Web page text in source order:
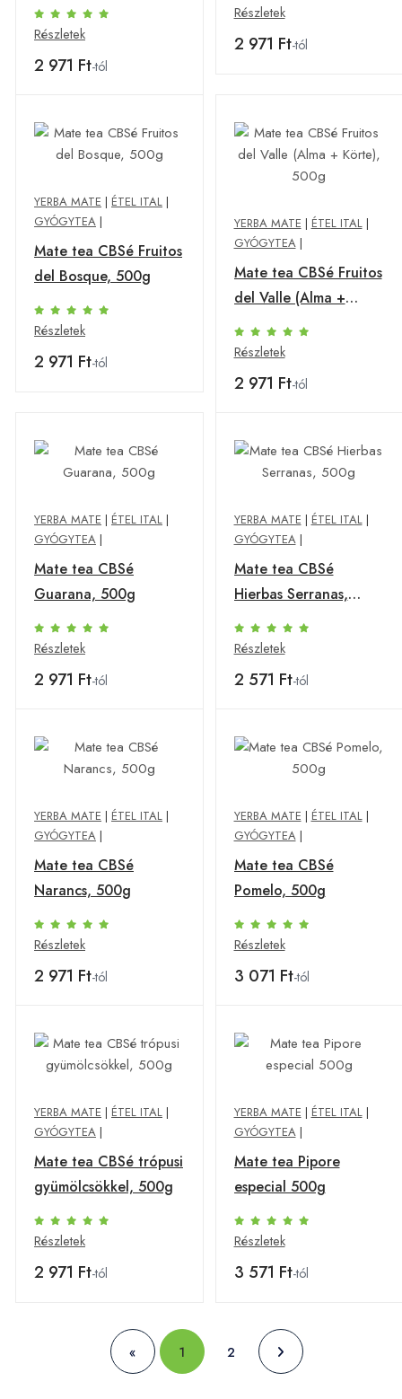
500g
Részletek
2 971 Ft-tól
Részletek
2 971 Ft-tól
YERBA MATE | ÉTEL ITAL |
GYÓGYTEA |
Mate tea CBSé Fruitos
del Bosque, 500g
Részletek
2 971 Ft-tól
YERBA MATE | ÉTEL ITAL|
GYÓGYTEA|
Mate tea CBSé Fruitos
del Valle (Alma +
Körte), 500g
Részletek
2 971 Ft-tól
YERBA MATE | ÉTEL ITAL |
GYÓGYTEA |
Mate tea CBSé
Guarana, 500g
Részletek
2 971 Ft-tól
YERBA MATE | ÉTEL ITAL|
GYÓGYTEA|
Mate tea CBSé
Hierbas Serranas,
500g
Részletek
2 571 Ft-tól
YERBA MATE | ÉTEL ITAL |
GYÓGYTEA |
Mate tea CBSé
Narancs, 500g
Részletek
2 971 Ft-tól
YERBA MATE | ÉTEL ITAL|
GYÓGYTEA|
Mate tea CBSé
Pomelo, 500g
Részletek
3 071 Ft-tól
YERBA MATE | ÉTEL ITAL |
GYÓGYTEA |
Mate tea CBSé trópusi
gyümölcsökkel, 500g
Részletek
2 971 Ft-tól
YERBA MATE | ÉTEL ITAL|
GYÓGYTEA|
Mate tea Pipore
especial 500g
Részletek
3 571 Ft-tól
« 1 2